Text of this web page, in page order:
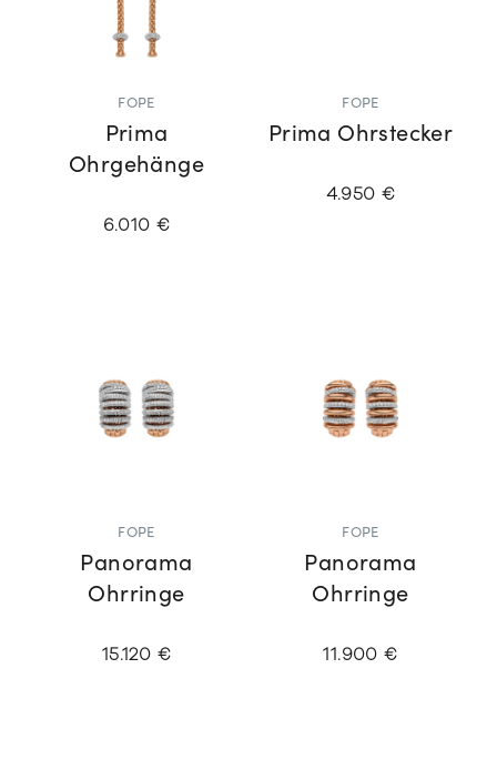
FOPE
Prima
Ohrgehänge
6.010 €
FOPE
Prima Ohrstecker
4.950 €
FOPE
Panorama
Ohrringe
15.120 €
FOPE
Panorama
Ohrringe
11.900 €